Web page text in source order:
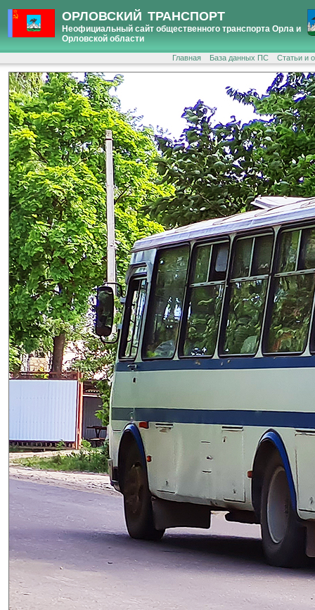
ОРЛОВСКИЙ ТРАНСПОРТ
Неофициальный сайт общественного транспорта Орла и
Орловской области
Главная База данных ПС Статьи и